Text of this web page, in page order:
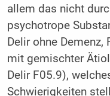
allem das nicht
psychotrope
Delir ohne Demenz,
mit gemischter
Delir F05.9),
Schwierigkeiten